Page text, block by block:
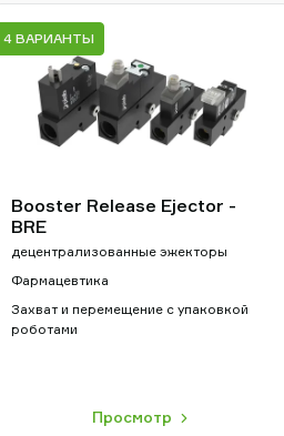
Booster Release Ejector -
BRE
децентрализованные эжекторы
Фармацевтика
Захват и перемещение с упаковкой
роботами
Просмотр
4 ВАРИАНТЫ